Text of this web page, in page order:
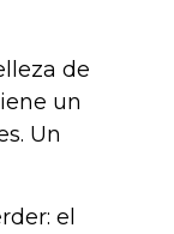
de
un
Un
el